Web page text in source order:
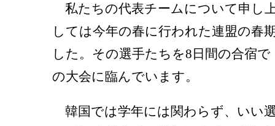
私たちの代表チームについて申し
しては今年の春に行われた連盟の春
した。その選手たちを8日間の合宿
の大会に臨んでいます。
韓国では学年には関わらず、いい